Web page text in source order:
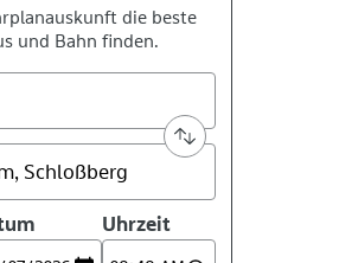
Suche